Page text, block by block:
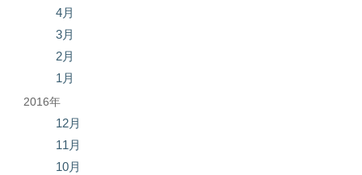
4月
3月
2月
1月
2016年
12月
11月
10月